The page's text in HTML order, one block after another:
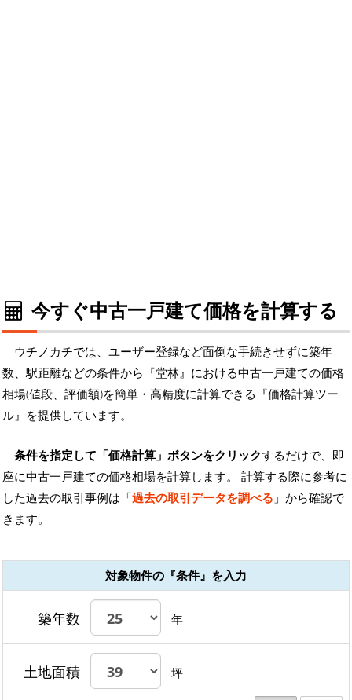
今すぐ中古一戸建て価格を計算する
ウチノカチでは、ユーザー登録など面倒な手続きせずに築年
数、駅距離などの条件から『堂林』における中古一戸建ての価格
相場(値段、評価額)を簡単・高精度に計算できる『価格計算ツー
ル』を提供しています。
条件を指定して「価格計算」ボタンをクリックするだけで、即
座に中古一戸建ての価格相場を計算します。 計算する際に参考に
した過去の取引事例は「過去の取引データを調べる 」から確認で
きます。
対象物件の『条件』を入力
築年数 年
土地面積 坪